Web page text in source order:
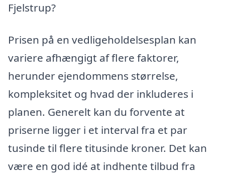
Fjelstrup?
Prisen på en vedligeholdelsesplan kan
variere afhængigt af flere faktorer,
herunder ejendommens størrelse,
kompleksitet og hvad der inkluderes i
planen. Generelt kan du forvente at
priserne ligger i et interval fra et par
tusinde til flere titusinde kroner. Det kan
være en god idé at indhente tilbud fra